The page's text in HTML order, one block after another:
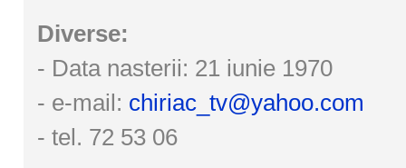
Diverse:
- Data nasterii: 21 iunie 1970
- e-mail: chiriac_tv@yahoo.com
- tel. 72 53 06